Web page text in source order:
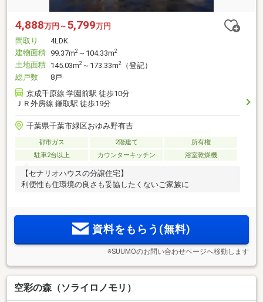
4,888万円～ 5,799万円
間取り
4LDK
建物面積 99.37m2 ～104.33m2
土地面積 145.03m2 ～173.33m2
（登記）
総戸数
8戸
京成千原線 学園前駅 徒歩10分
ＪＲ外房線 鎌取駅 徒歩19分
千葉県千葉市緑区おゆみ野有吉
都市ガス 2階建て
所有権
駐車2台以上
カウンターキッチン 浴室乾燥機
【セナリオハウスの分譲住宅】
利便性も住環境の良さも妥協したくないご家族に
資料をもらう(無料)
※SUUMOのお問い合わせページへ移動します
空彩の森（ソライロノモリ）